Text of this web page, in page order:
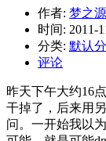
作者: 梦之
时间: 2011-
分类: 默认
评论
昨天下午大约16
干掉了，后来用
问。一开始我以